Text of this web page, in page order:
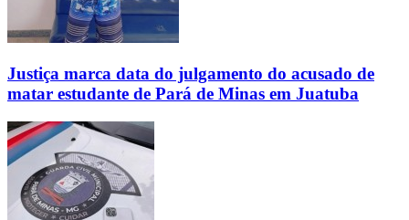
Justiça marca data do julgamento do acusado de
matar estudante de Pará de Minas em Juatuba